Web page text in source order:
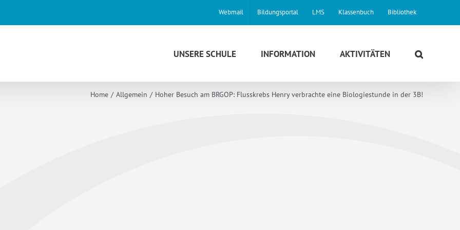
Webmail Bildungsportal LMS Klassenbuch Bibliothek
UNSERE SCHULE INFORMATION AKTIVITÄTEN
Home Allgemein Hoher Besuch am BRGOP: Flusskrebs Henry verbrachte eine Biologiestunde in der 3B!